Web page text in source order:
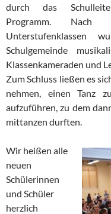
durch das
Programm. Nach
Unterstufenklassen
Schulgemeinde
Klassenkameraden und
Zum Schluss ließen es
nehmen, einen Tanz
aufzuführen, zu dem
mittanzen durften.
Wir heißen alle
neuen
Schülerinnen
und Schüler
herzlich